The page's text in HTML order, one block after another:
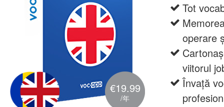
€19.99
/年
Tot
operare
viitorul
Învață